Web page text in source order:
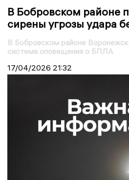
В Бобровском районе
сирены угрозы удара
В Бобровском районе
система оповещения о БПЛА
17/04/2026 21:32